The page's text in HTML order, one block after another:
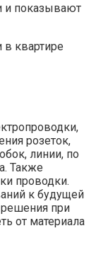
и показывают
квартире
розеток,
линии, по
Также
проводки.
к будущей
при
от материала